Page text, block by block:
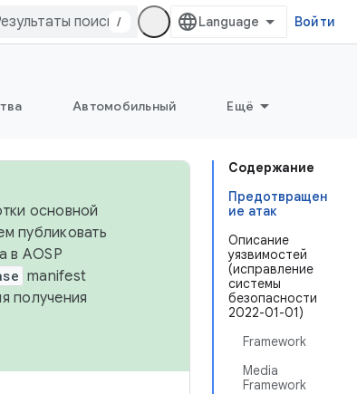
/ Войти
Автомобильный Ещё
Содержание
Предотвращен
ие атак
Описание
уязвимостей
(исправление
системы
безопасности
2022-01-01)
Framework
Media
Framework
основной
публиковать
в AOSP
manifest
получения